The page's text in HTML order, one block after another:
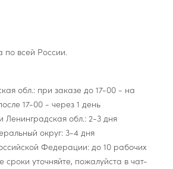
по всей России.
обл.: при заказе до 17-00 - на
17-00 - через 1 день
Ленинградская обл.: 2-3 дня
округ: 3-4 дня
Федерации: до 10 рабочих
сроки уточняйте, пожалуйста в чат-